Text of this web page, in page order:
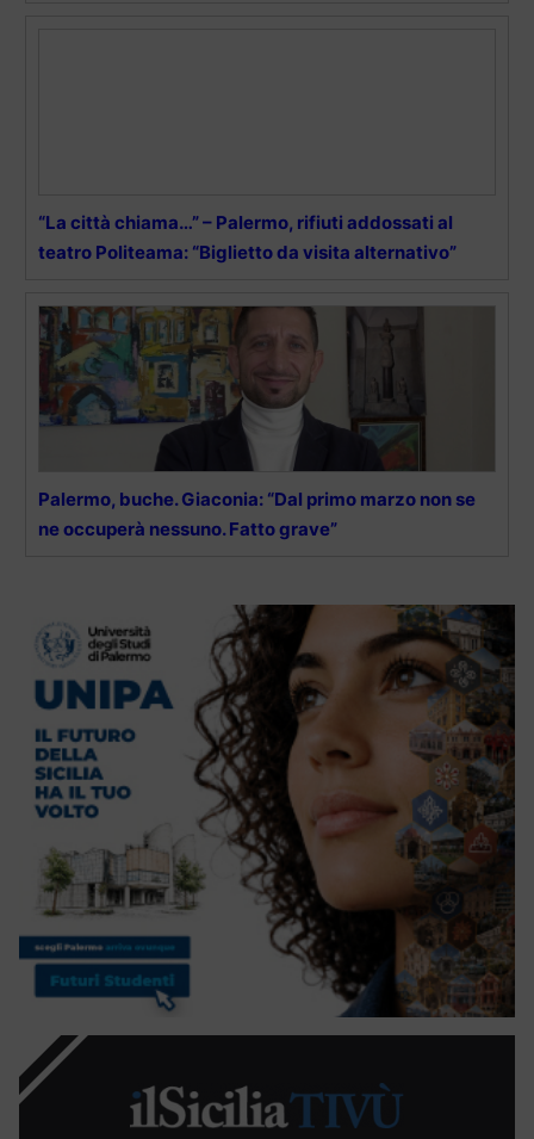
“La città chiama…” – Palermo, rifiuti addossati al
teatro Politeama: “Biglietto da visita alternativo”
Palermo, buche. Giaconia: “Dal primo marzo non se
ne occuperà nessuno. Fatto grave”